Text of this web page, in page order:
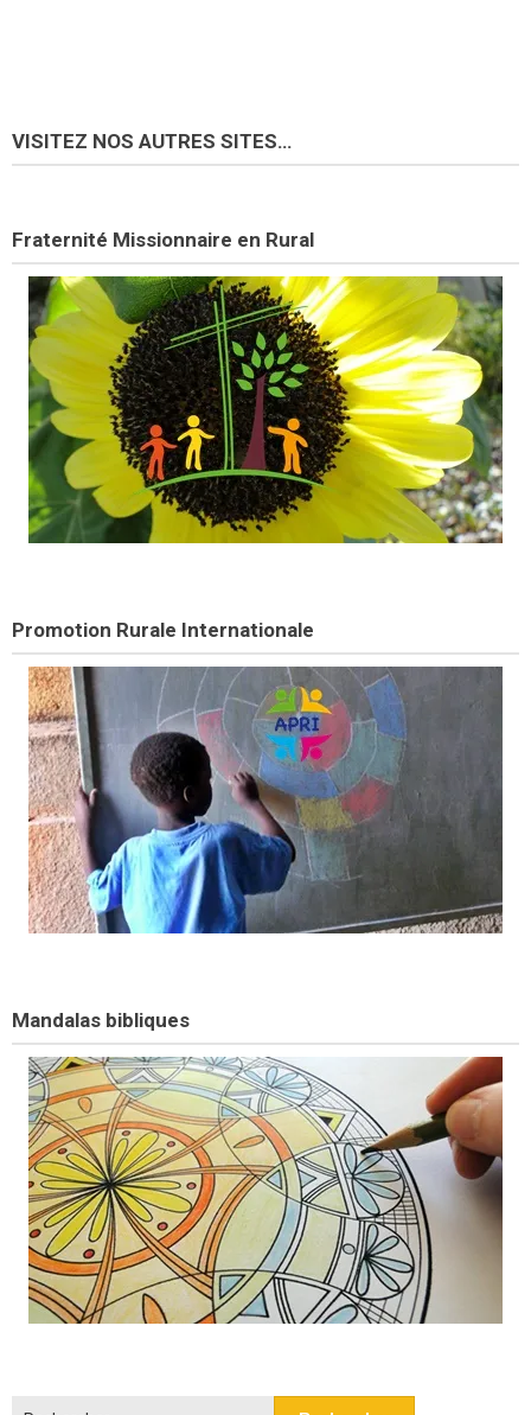
VISITEZ NOS AUTRES SITES…
Fraternité Missionnaire en Rural
Promotion Rurale Internationale
Mandalas bibliques